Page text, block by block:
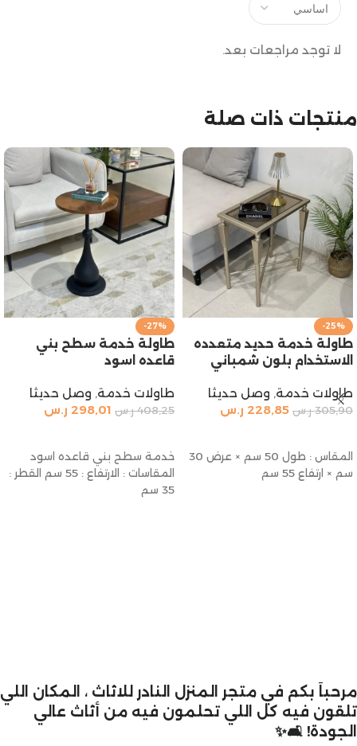
لا توجد مراجعات بعد.
منتجات ذات صلة
-25%
طاولة خدمة حديد متعدده
الاستخدام بلون شمباني
طاولات خدمة, وصل حديثا
305,90 ر.س 228,85 ر.س
المقاس : طول 50 سم × عرض 30
سم × ارتفاع 55 سم
-27%
طاولة خدمة سطح بني
قاعده اسود
طاولات خدمة, وصل حديثا
408,25 ر.س 298,01 ر.س
خدمة سطح بني قاعده اسود
المقاسات : الارتفاع : 55 سم القطر :
35 سم
مرحباً بكم في متجر المنزل النادر للاثاث ، المكان اللي
تلقون فيه كل اللي تحلمون فيه من أثاث عالي
الجودة! 🛋️✨